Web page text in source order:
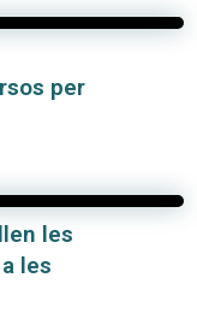
per
les
les